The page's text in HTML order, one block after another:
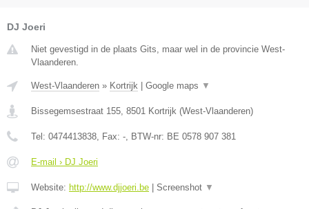
DJ Joeri
Niet gevestigd in de plaats Gits, maar wel in de provincie West-
Vlaanderen.
West-Vlaanderen » Kortrijk Google maps ▼
Bissegemsestraat 155, 8501 Kortrijk (West-Vlaanderen)
Tel: 0474413838, Fax: -, BTW-nr: BE 0578 907 381
E-mail › DJ Joeri
Website: http://www.djjoeri.be Screenshot ▼